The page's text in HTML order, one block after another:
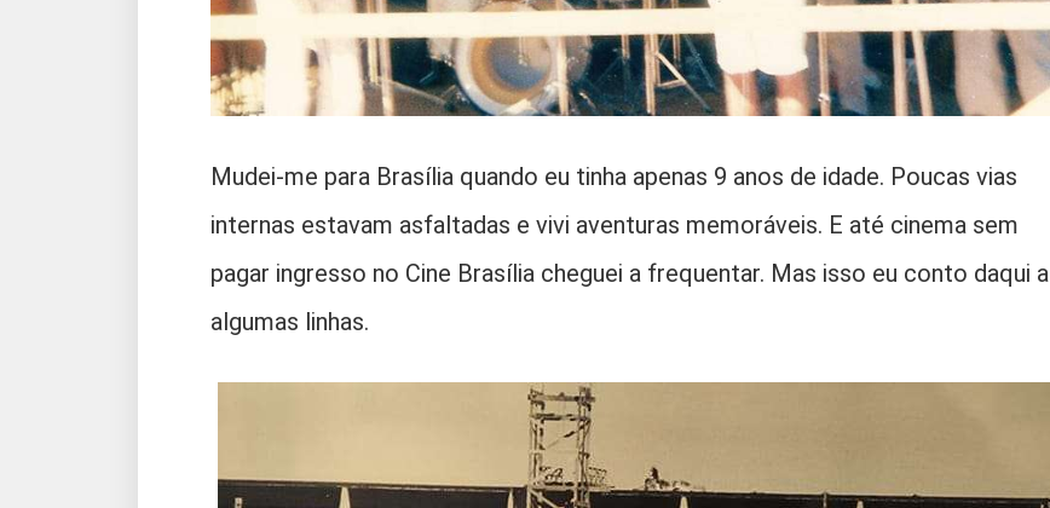
Mudei-me para Brasília quando eu tinha apenas 9 anos de idade. Poucas vias
internas estavam asfaltadas e vivi aventuras memoráveis. E até cinema sem
pagar ingresso no Cine Brasília cheguei a frequentar. Mas isso eu conto daqui a
algumas linhas.